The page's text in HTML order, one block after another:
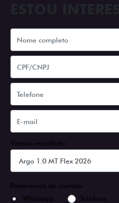
Versão escolhida
Preferência de contato:
Whatsapp
Telefone